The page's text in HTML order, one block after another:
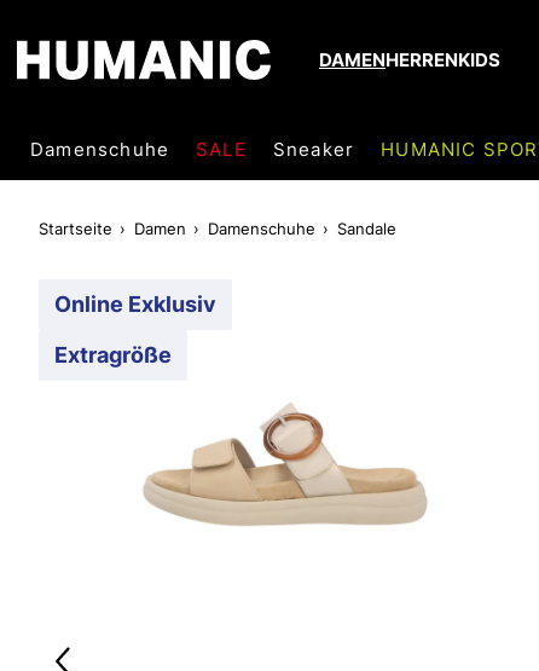
DAMENHERRENKIDS
Damenschuhe SALE Sneaker HUMANIC
Startseite Damen Damenschuhe Sandale
Online Exklusiv
Extragröße